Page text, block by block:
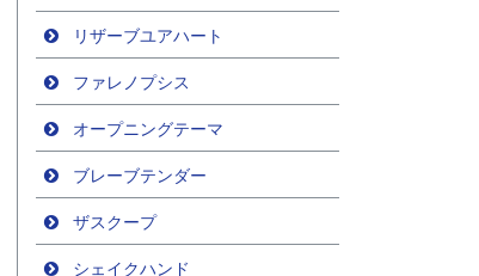
リザーブユアハート
ファレノプシス
オープニングテーマ
ブレーブテンダー
ザスクープ
シェイクハンド